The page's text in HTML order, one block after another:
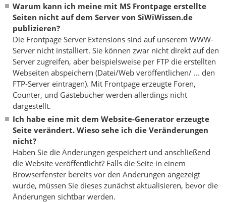
Warum kann ich meine mit MS Frontpage erstellte
Seiten nicht auf dem Server von SiWiWissen.de
publizieren?
Die Frontpage Server Extensions sind auf unserem WWW-
Server nicht installiert. Sie können zwar nicht direkt auf den
Server zugreifen, aber beispielsweise per FTP die erstellten
Webseiten abspeichern (Datei/Web veröffentlichen/ ... den
FTP-Server eintragen). Mit Frontpage erzeugte Foren,
Counter, und Gästebücher werden allerdings nicht
dargestellt.
Ich habe eine mit dem Website-Generator erzeugte
Seite verändert. Wieso sehe ich die Veränderungen
nicht?
Haben Sie die Änderungen gespeichert und anschließend
die Website veröffentlicht? Falls die Seite in einem
Browserfenster bereits vor den Änderungen angezeigt
wurde, müssen Sie dieses zunächst aktualisieren, bevor die
Änderungen sichtbar werden.